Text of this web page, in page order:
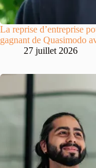
La reprise d’entreprise
gagnant de Quasimodo
27 juillet 2026